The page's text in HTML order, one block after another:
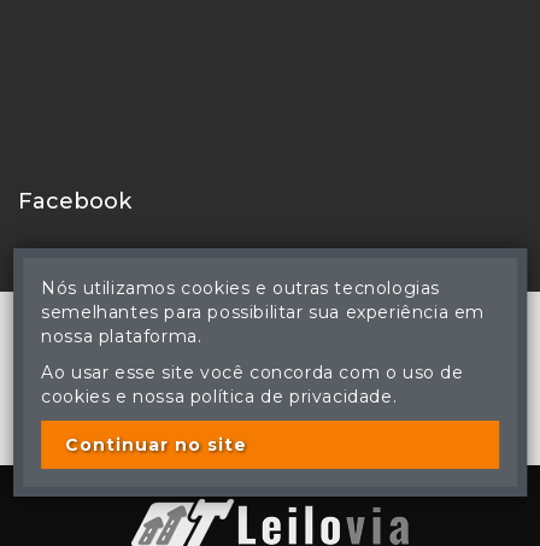
Facebook
© Reinaldo Rodrigues Perdomo - Leiloeiro Público Oficial -
Matrícula nº 83 JUCEMS - Todos os direitos reservados
A cópia ou reprodução não autorizada do conteúdo deste site
poderá acarretar em penas previstas em lei.
Nós utilizamos cookies e outras tecnologias
semelhantes para possibilitar sua experiência em
nossa plataforma.
Ao usar esse site você concorda com o uso de
cookies e nossa política de privacidade.
Continuar no site